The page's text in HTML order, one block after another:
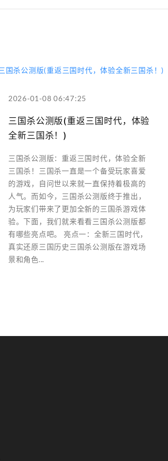
2026-01-08 06:47:25
三国杀公测版(重返三国时代，体验
全新三国杀！)
三国杀公测版：重返三国时代，体验全新
三国杀！三国杀一直是一个备受玩家喜爱
的游戏，自问世以来就一直保持着极高的
人气。而如今，三国杀公测版终于推出，
为玩家们带来了更加全新的三国杀游戏体
验。下面，我们就来看看三国杀公测版都
有哪些亮点吧。 亮点一：全新三国时代，
真实还原三国历史三国杀公测版在游戏场
景和角色...